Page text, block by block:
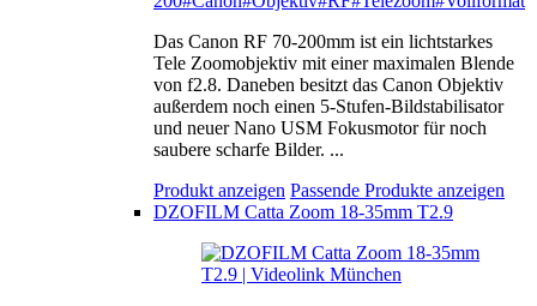
Das Canon RF 70-200mm ist ein lichtstarkes
Tele Zoomobjektiv mit einer maximalen Blende
von f2.8. Daneben besitzt das Canon Objektiv
außerdem noch einen 5-Stufen-Bildstabilisator
und neuer Nano USM Fokusmotor für noch
saubere scharfe Bilder. ...
Produkt anzeigen Passende Produkte anzeigen
DZOFILM Catta Zoom 18-35mm T2.9